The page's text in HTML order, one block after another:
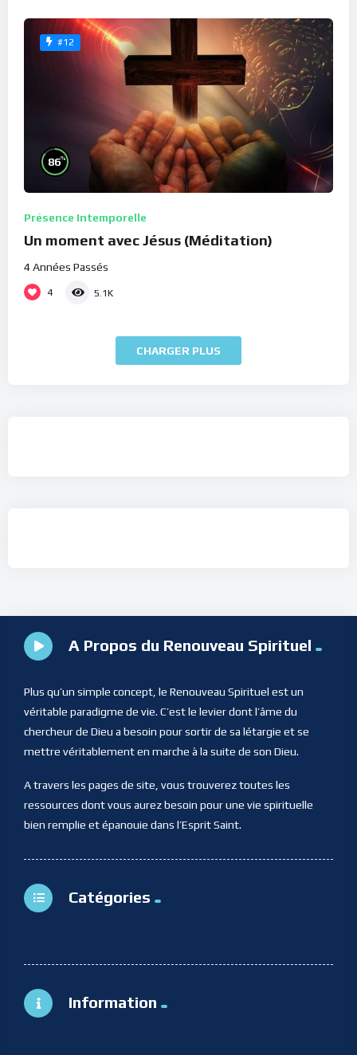
#12
86%
Présence Intemporelle
Un moment avec Jésus (Méditation)
4 Années Passés
4 5.1K
CHARGER PLUS
A Propos du Renouveau Spirituel
Plus qu’un simple concept, le Renouveau Spirituel est un
véritable paradigme de vie. C’est le levier dont l’âme du
chercheur de Dieu a besoin pour sortir de sa létargie et se
mettre véritablement en marche à la suite de son Dieu.
A travers les pages de site, vous trouverez toutes les
ressources dont vous aurez besoin pour une vie spirituelle
bien remplie et épanouie dans l’Esprit Saint.
Catégories
Information